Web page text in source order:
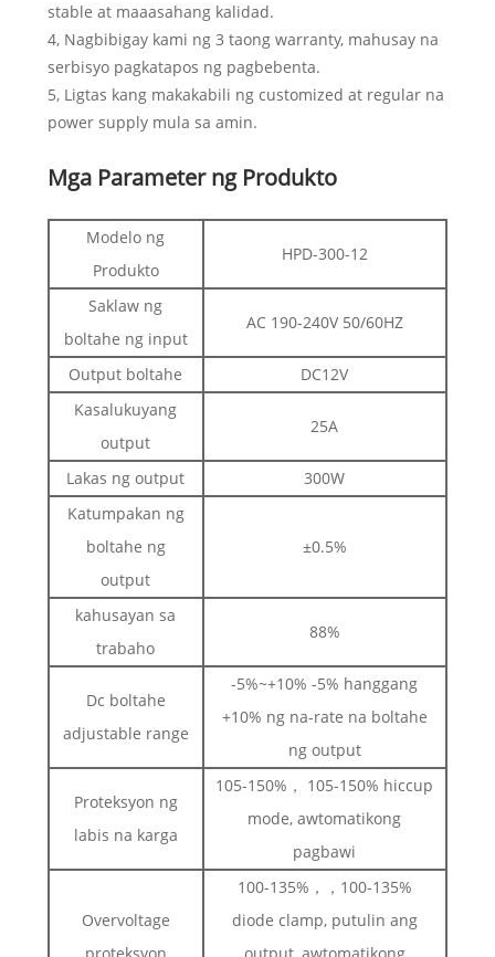
stable at maaasahang kalidad.
4, Nagbibigay kami ng 3 taong warranty, mahusay na
serbisyo pagkatapos ng pagbebenta.
5, Ligtas kang makakabili ng customized at regular na
power supply mula sa amin.
Mga Parameter ng Produkto
Modelo ng
Produkto
HPD-300-12
Saklaw ng
boltahe ng input
AC 190-240V 50/60HZ
Output boltahe
DC12V
Kasalukuyang
output
25A
Lakas ng output
300W
Katumpakan ng
boltahe ng
output
±0.5%
kahusayan sa
trabaho
88%
Dc boltahe
adjustable range
-5%~+10% -5% hanggang
+10% ng na-rate na boltahe
ng output
Proteksyon ng
labis na karga
105-150%， 105-150% hiccup
mode, awtomatikong
pagbawi
Overvoltage
100-135%，，100-135%
diode clamp, putulin ang